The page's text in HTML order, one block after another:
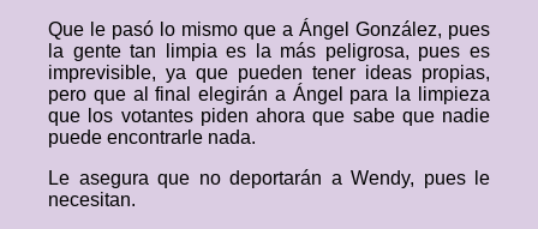
Que le pasó lo mismo que a Ángel González, pues
la gente tan limpia es la más peligrosa, pues es
imprevisible, ya que pueden tener ideas propias,
pero que al final elegirán a Ángel para la limpieza
que los votantes piden ahora que sabe que nadie
puede encontrarle nada.
Le asegura que no deportarán a Wendy, pues le
necesitan.